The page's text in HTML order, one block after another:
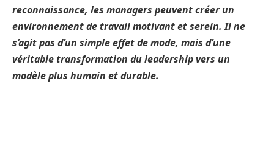
reconnaissance, les managers peuvent créer un
environnement de travail motivant et serein. Il ne
s’agit pas d’un simple effet de mode, mais d’une
véritable transformation du leadership vers un
modèle plus humain et durable.